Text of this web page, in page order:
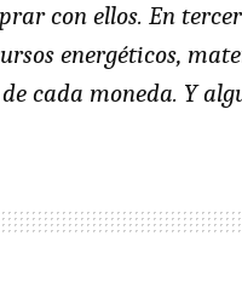
con ellos. En
energéticos,
cada moneda. Y